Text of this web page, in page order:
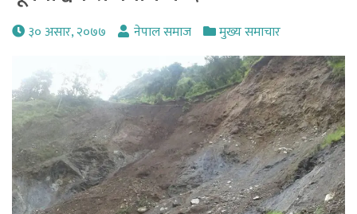
३० असार, २०७७ नेपाल समाज मुख्य समाचार